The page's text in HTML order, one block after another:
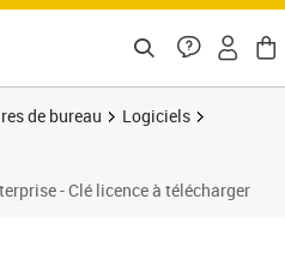
de bureau
Logiciels
- Clé licence à télécharger